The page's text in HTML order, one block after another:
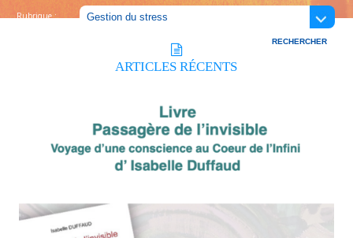
Rubrique :
ARTICLES RÉCENTS